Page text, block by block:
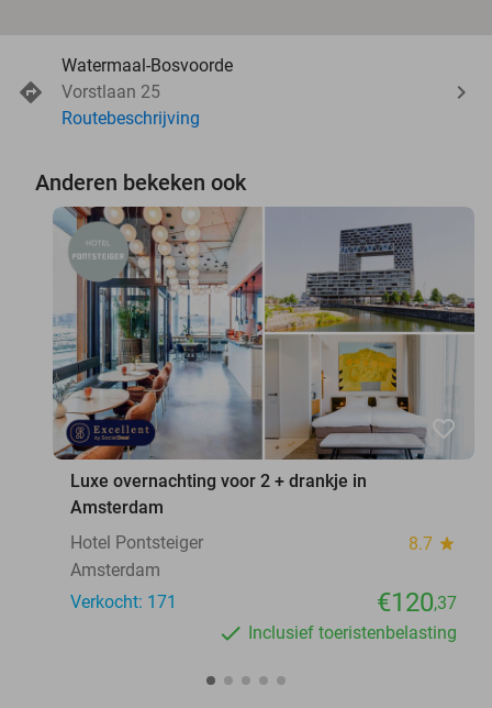
Watermaal-Bosvoorde
Vorstlaan 25
Routebeschrijving
Anderen bekeken ook
favorite_border
Luxe overnachting voor 2 + drankje in
Amsterdam
Hotel Pontsteiger
8.7 star
Amsterdam
Verkocht: 171
€120,37
Inclusief toeristenbelasting